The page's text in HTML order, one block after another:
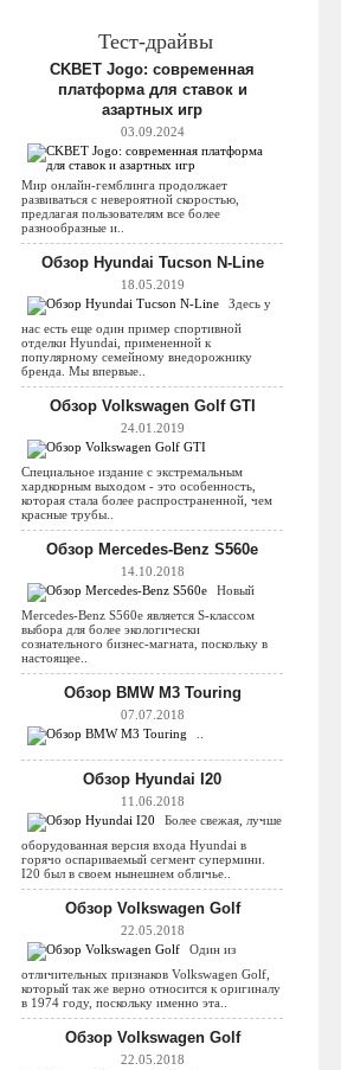
Тест-драйвы
CKBET Jogo: современная
платформа для ставок и
азартных игр
03.09.2024
Мир онлайн-гемблинга продолжает
развиваться с невероятной скоростью,
предлагая пользователям все более
разнообразные и..
Обзор Hyundai Tucson N-Line
18.05.2019
Здесь у
нас есть еще один пример спортивной
отделки Hyundai, примененной к
популярному семейному внедорожнику
бренда. Мы впервые..
Обзор Volkswagen Golf GTI
24.01.2019
Специальное издание с экстремальным
хардкорным выходом - это особенность,
которая стала более распространенной, чем
красные трубы..
Обзор Mercedes-Benz S560e
14.10.2018
Новый
Mercedes-Benz S560e является S-классом
выбора для более экологически
сознательного бизнес-магната, поскольку в
настоящее..
Обзор BMW M3 Touring
07.07.2018
Обзор Hyundai I20
11.06.2018
Более свежая, лучше
оборудованная версия входа Hyundai в
горячо оспариваемый сегмент супермини.
I20 был в своем нынешнем обличье..
Обзор Volkswagen Golf
22.05.2018
Один из
отличительных признаков Volkswagen Golf,
который так же верно относится к оригиналу
в 1974 году, поскольку именно эта..
Обзор Volkswagen Golf
22.05.2018